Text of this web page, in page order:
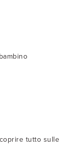
tutto sulle